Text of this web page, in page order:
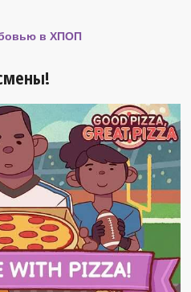
в ХПОП